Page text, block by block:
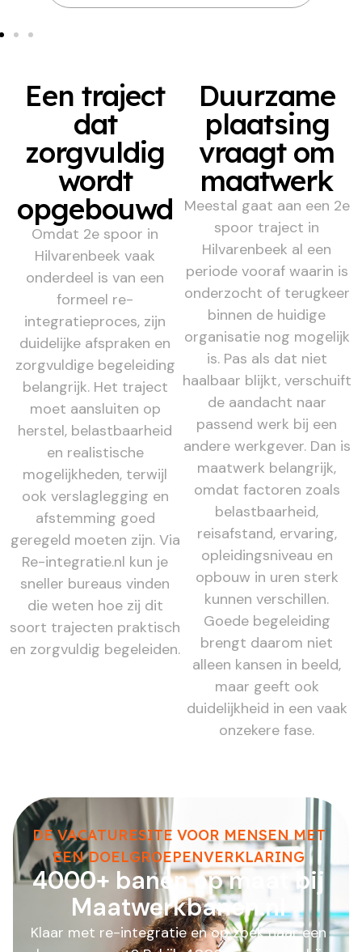
Een traject
dat
zorgvuldig
wordt
opgebouwd
Omdat 2e spoor in
Hilvarenbeek vaak
onderdeel is van een
formeel re-
integratieproces, zijn
duidelijke afspraken en
zorgvuldige begeleiding
belangrijk. Het traject
moet aansluiten op
herstel, belastbaarheid
en realistische
mogelijkheden, terwijl
ook verslaglegging en
afstemming goed
geregeld moeten zijn. Via
Re-integratie.nl kun je
sneller bureaus vinden
die weten hoe zij dit
soort trajecten praktisch
en zorgvuldig begeleiden.
Duurzame
plaatsing
vraagt om
maatwerk
Meestal gaat aan een 2e
spoor traject in
Hilvarenbeek al een
periode vooraf waarin is
onderzocht of terugkeer
binnen de huidige
organisatie nog mogelijk
is. Pas als dat niet
haalbaar blijkt, verschuift
de aandacht naar
passend werk bij een
andere werkgever. Dan is
maatwerk belangrijk,
omdat factoren zoals
belastbaarheid,
reisafstand, ervaring,
opleidingsniveau en
opbouw in uren sterk
kunnen verschillen.
Goede begeleiding
brengt daarom niet
alleen kansen in beeld,
maar geeft ook
duidelijkheid in een vaak
onzekere fase.
DE VACATURESITE VOOR MENSEN MET
EEN DOELGROEPENVERKLARING
4000+ banen op maat bij
Maatwerkbanen.nl
Klaar met re-integratie en op zoek naar een